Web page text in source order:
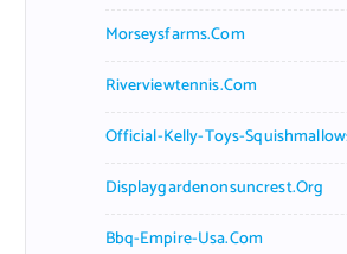
Morseysfarms.com
Riverviewtennis.com
Official-Kelly-Toys-
Displaygardenonsuncrest.org
Bbq-Empire-Usa.com